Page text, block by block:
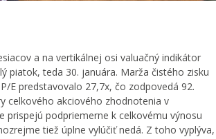
a na vertikálnej osi valuačný indikátor
piatok, teda 30. januára. Marža čistého zisku
E predstavovalo 27,7x, čo zodpovedá 92.
celkového akciového zhodnotenia v
podpriemerne k celkovému výnosu
tiež úplne vylúčiť nedá. Z toho vyplýva,